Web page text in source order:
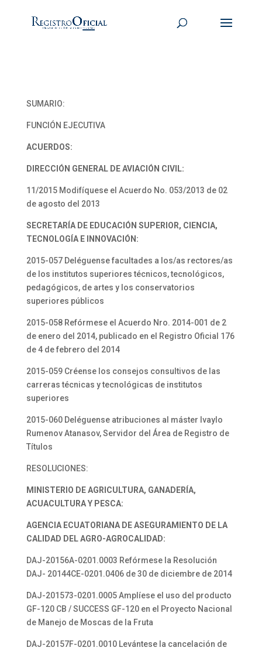
SUMARIO:
FUNCIÓN EJECUTIVA
ACUERDOS:
DIRECCIÓN GENERAL DE AVIACIÓN CIVIL:
11/2015 Modifíquese el Acuerdo No. 053/2013 de 02
de agosto del 2013
SECRETARÍA DE EDUCACIÓN SUPERIOR, CIENCIA,
TECNOLOGÍA E INNOVACIÓN:
2015-057 Deléguense facultades a los/as rectores/as
de los institutos superiores técnicos, tecnológicos,
pedagógicos, de artes y los conservatorios
superiores públicos
2015-058 Refórmese el Acuerdo Nro. 2014-001 de 2
de enero del 2014, publicado en el Registro Oficial 176
de 4 de febrero del 2014
2015-059 Créense los consejos consultivos de las
carreras técnicas y tecnológicas de institutos
superiores
2015-060 Deléguense atribuciones al máster Ivaylo
Rumenov Atanasov, Servidor del Área de Registro de
Títulos
RESOLUCIONES:
MINISTERIO DE AGRICULTURA, GANADERÍA,
ACUACULTURA Y PESCA:
AGENCIA ECUATORIANA DE ASEGURAMIENTO DE LA
CALIDAD DEL AGRO-AGROCALIDAD:
DAJ-20156A-0201.0003 Refórmese la Resolución
DAJ- 20144CE-0201.0406 de 30 de diciembre de 2014
DAJ-201573-0201.0005 Amplíese el uso del producto
GF-120 CB / SUCCESS GF-120 en el Proyecto Nacional
de Manejo de Moscas de la Fruta
DAJ-20157F-0201.0010 Levántese la cancelación de